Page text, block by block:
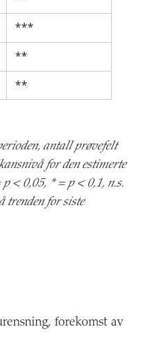
***
**
**
antall prøvefelt
for den estimerte
< 0,05, * = p < 0,1, n.s.
trenden for siste
forekomst av